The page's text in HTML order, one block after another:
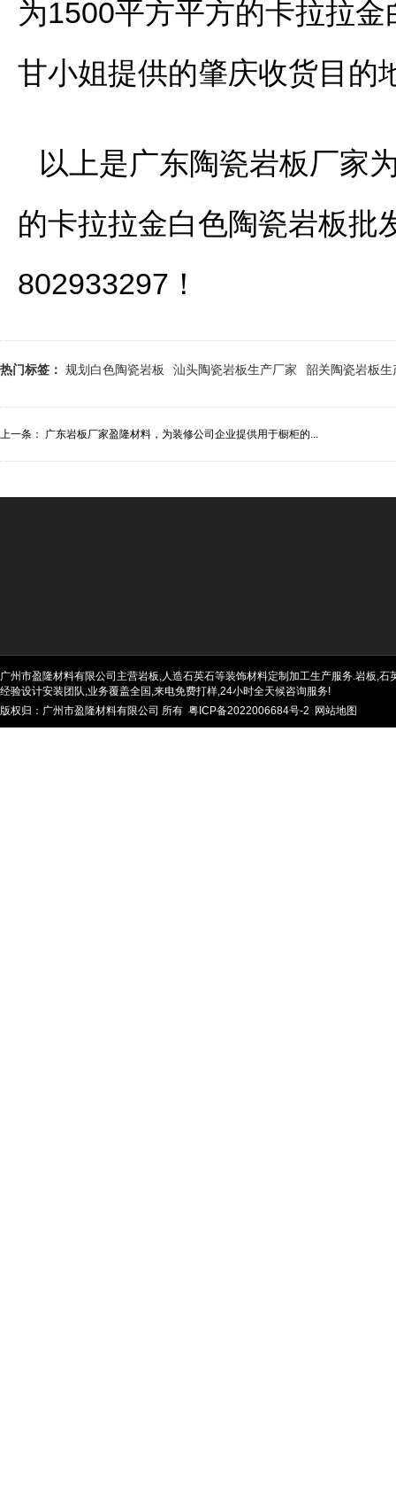
为1500平方平方的卡拉拉
甘小姐提供的肇庆收货目的
以上是广东陶瓷岩板厂家
的卡拉拉金白色陶瓷岩板批
802933297！
热门标签： 规划白色陶瓷岩板 汕头陶瓷岩板生产厂家 韶关陶瓷岩板生
上一条： 广东岩板厂家盈隆材料，为装修公司企业提供用于橱柜的...
广州市盈隆材料有限公司主营岩板,人造石英石等装饰材料定制加工生产服务.岩板,
经验设计安装团队,业务覆盖全国,来电免费打样,24小时全天候咨询服务!
版权归：广州市盈隆材料有限公司 所有 粤ICP备2022006684号-2 网站地图